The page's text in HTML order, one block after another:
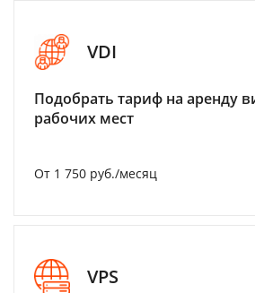
VDI
Подобрать тариф на аренду
рабочих мест
От 1 750 руб./месяц
VPS